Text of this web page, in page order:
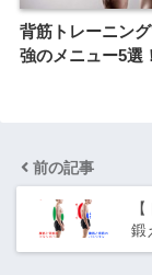
背筋トレーニン
強のメニュー5選！
前の記事
鍛